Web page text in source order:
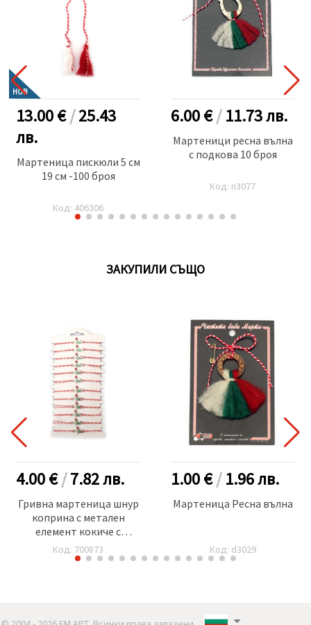
НОВ
13.00 €/25.43
лв.
Мартеница пискюли 5 см
19 см -100 броя
Код: 406306
6.00 €/11.73лв.
Мартеници ресна вълна
с подкова 10 броя
Код: n3077
ЗАКУПИЛИ СЪЩО
4.00 €/7.82лв.
Гривна мартеница шнур
коприна с метален
елемент кокиче с
кристали и калинка -12
броя
Код: 700873
1.00 €/1.96лв.
Мартеница Ресна вълна
Код: d3029